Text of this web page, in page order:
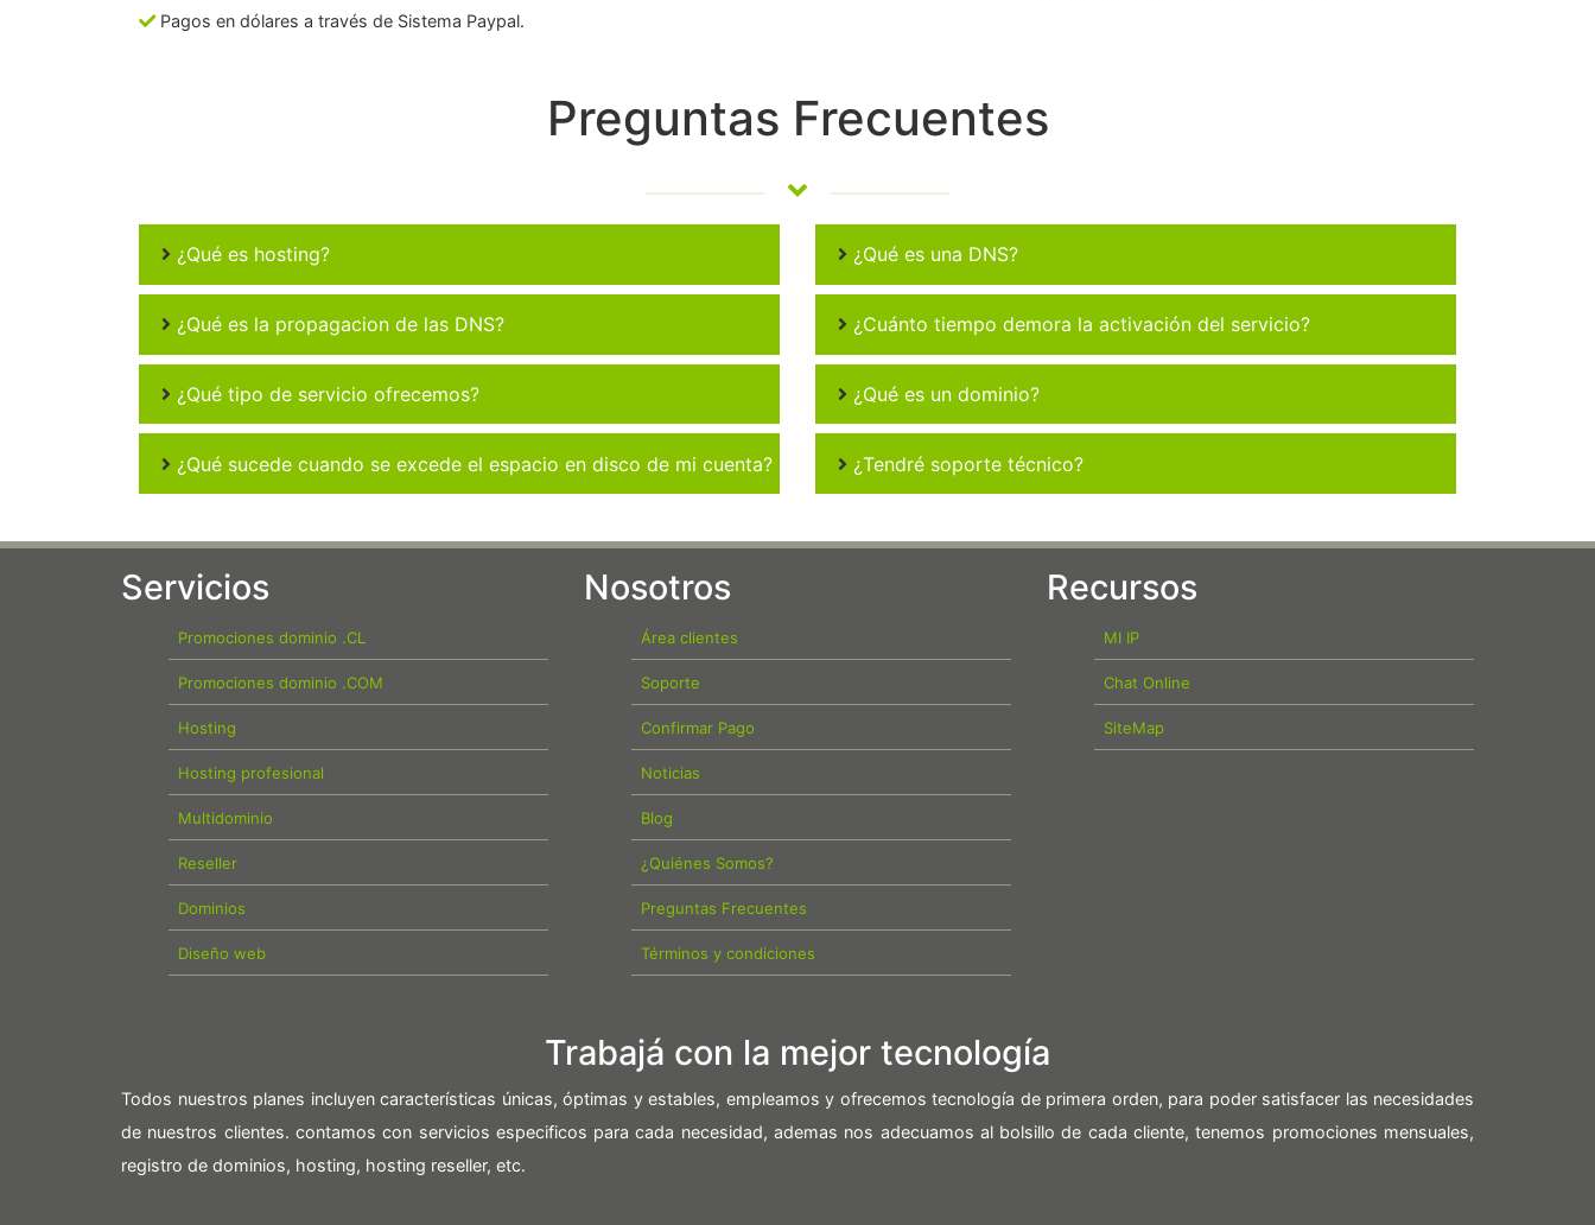
Pagos en dólares a través de Sistema Paypal.
Preguntas Frecuentes
¿Qué es hosting?
¿Qué es la propagacion de las DNS?
¿Qué tipo de servicio ofrecemos?
¿Qué sucede cuando se excede el espacio en disco de mi cuenta?
¿Qué es una DNS?
¿Cuánto tiempo demora la activación del servicio?
¿Qué es un dominio?
¿Tendré soporte técnico?
Servicios
Promociones dominio .CL
Promociones dominio .COM
Hosting
Hosting profesional
Multidominio
Reseller
Dominios
Diseño web
Nosotros
Área clientes
Soporte
Confirmar Pago
Noticias
Blog
¿Quiénes Somos?
Preguntas Frecuentes
Términos y condiciones
Recursos
MI IP
Chat Online
SiteMap
Trabajá con la mejor tecnología
Todos nuestros planes incluyen características únicas, óptimas y estables, empleamos y ofrecemos tecnología de primera orden, para poder satisfacer las necesidades
de nuestros clientes. contamos con servicios especificos para cada necesidad, ademas nos adecuamos al bolsillo de cada cliente, tenemos promociones mensuales,
registro de dominios, hosting, hosting reseller, etc.